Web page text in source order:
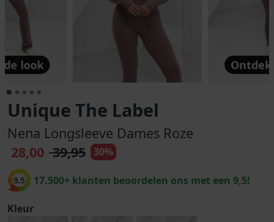
de look
Unique The Label
Nena Longsleeve Dames Roze
28,00 39,95 30%
9.5 17.500+ klanten beoordelen ons met een 9,5!
Kleur